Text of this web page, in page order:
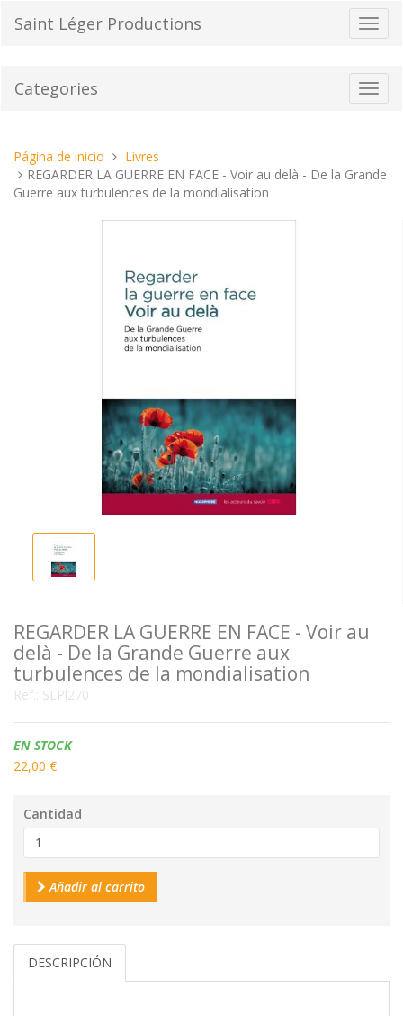
el
de
Saint Léger Productions
Categories
Estas
aquí:
Página de inicio
Livres
REGARDER LA GUERRE EN FACE - Voir au delà - De la Grande
Guerre aux turbulences de la mondialisation
REGARDER LA GUERRE EN FACE - Voir au
delà - De la Grande Guerre aux
turbulences de la mondialisation
Ref.: SLPl270
Disponibilidad:
EN STOCK
22,00 €
Cantidad
Añadir al carrito
DESCRIPCIÓN